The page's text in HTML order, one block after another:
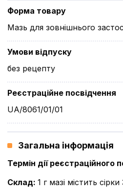
Форма товару
Мазь для зовнішнього
Умови відпуску
без рецепту
Реєстраційне посвідчення
UA/8061/01/01
Загальна інформація
Термін дії реєстраційного
Склад: 1 г мазі містить